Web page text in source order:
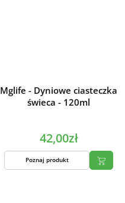
Mglife - Dyniowe ciasteczka
świeca - 120ml
42,00zł
Poznaj produkt